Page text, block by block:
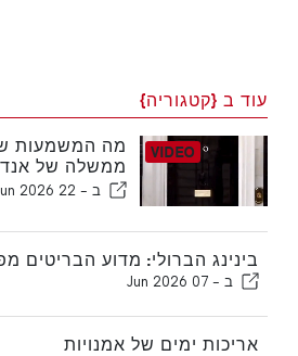
עוד ב {קטגוריה}
מה המשמעות
ממשלה של
גולים בריטים
ב - 22 Jun 2026
בינינג הברולי: מדוע הבריטים
ב - 07 Jun 2026
אריכות ימים של אמנויות